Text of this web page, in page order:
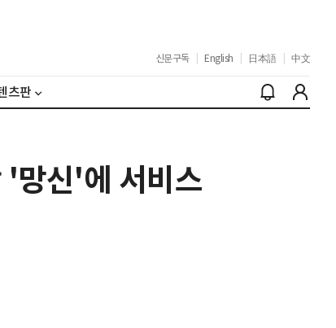
신문구독 English 日本語 中文
츠판
망신'에 서비스